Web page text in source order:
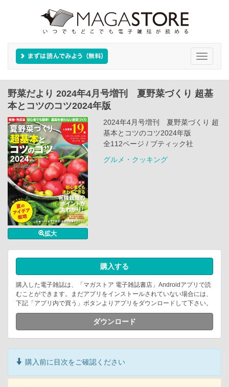
Toggle
野菜だより 2024年4月号増刊 夏野菜づくり 超基
本とコツのコツ2024年版
拡大
2024年4月号増刊 夏野菜づくり 超
基本とコツのコツ2024年版
全112ページ / ブティック社
グルメ・クッキング
購入する
購入した電子雑誌は、「マガストア 電子雑誌書店」Androidアプリで読
むことができます。まだアプリをインストールされていない場合には、
下記「アプリ内で買う」ボタンよりアプリをダウンロードして下さい。
ダウンロード
購入前に目次をご確認ください